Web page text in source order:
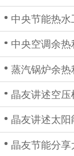
中央节能热水工程
中央空调余热利
蒸汽锅炉余热利用工
晶友讲述空压机
晶友讲述太阳能
晶友节能分享太阳